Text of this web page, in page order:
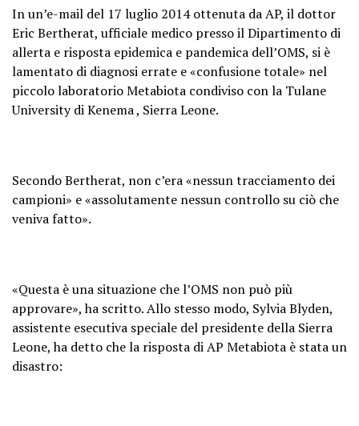
In un’e-mail del 17 luglio 2014 ottenuta da AP, il dottor
Eric Bertherat, ufficiale medico presso il Dipartimento di
allerta e risposta epidemica e pandemica dell’OMS, si è
lamentato di diagnosi errate e «confusione totale» nel
piccolo laboratorio Metabiota condiviso con la Tulane
University di Kenema , Sierra Leone.
Secondo Bertherat, non c’era «nessun tracciamento dei
campioni» e «assolutamente nessun controllo su ciò che
veniva fatto».
«Questa è una situazione che l’OMS non può più
approvare», ha scritto. Allo stesso modo, Sylvia Blyden,
assistente esecutiva speciale del presidente della Sierra
Leone, ha detto che la risposta di AP Metabiota è stata un
disastro: